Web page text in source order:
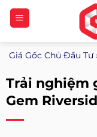
Bỏ
qua
nội
dung
Giá Gốc Chủ Đầu Tư
Trải nghiệm
Gem